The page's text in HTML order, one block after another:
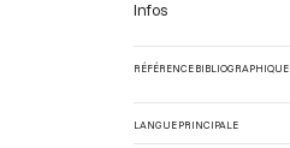
Infos
RÉFÉRENCE BIBLIOGRAPHIQUE
LANGUE PRINCIPALE